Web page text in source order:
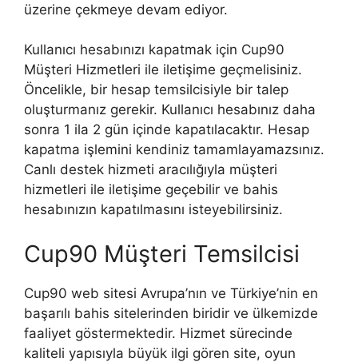
üzerine çekmeye devam ediyor.
Kullanıcı hesabınızı kapatmak için Cup90
Müşteri Hizmetleri ile iletişime geçmelisiniz.
Öncelikle, bir hesap temsilcisiyle bir talep
oluşturmanız gerekir. Kullanıcı hesabınız daha
sonra 1 ila 2 gün içinde kapatılacaktır. Hesap
kapatma işlemini kendiniz tamamlayamazsınız.
Canlı destek hizmeti aracılığıyla müşteri
hizmetleri ile iletişime geçebilir ve bahis
hesabınızın kapatılmasını isteyebilirsiniz.
Cup90 Müşteri Temsilcisi
Cup90 web sitesi Avrupa’nın ve Türkiye’nin en
başarılı bahis sitelerinden biridir ve ülkemizde
faaliyet göstermektedir. Hizmet sürecinde
kaliteli yapısıyla büyük ilgi gören site, oyun